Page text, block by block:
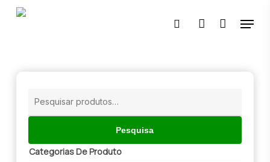
Skip
🔍
pesquisaraccount
Menu
Pesquisa
Categorias De Produto